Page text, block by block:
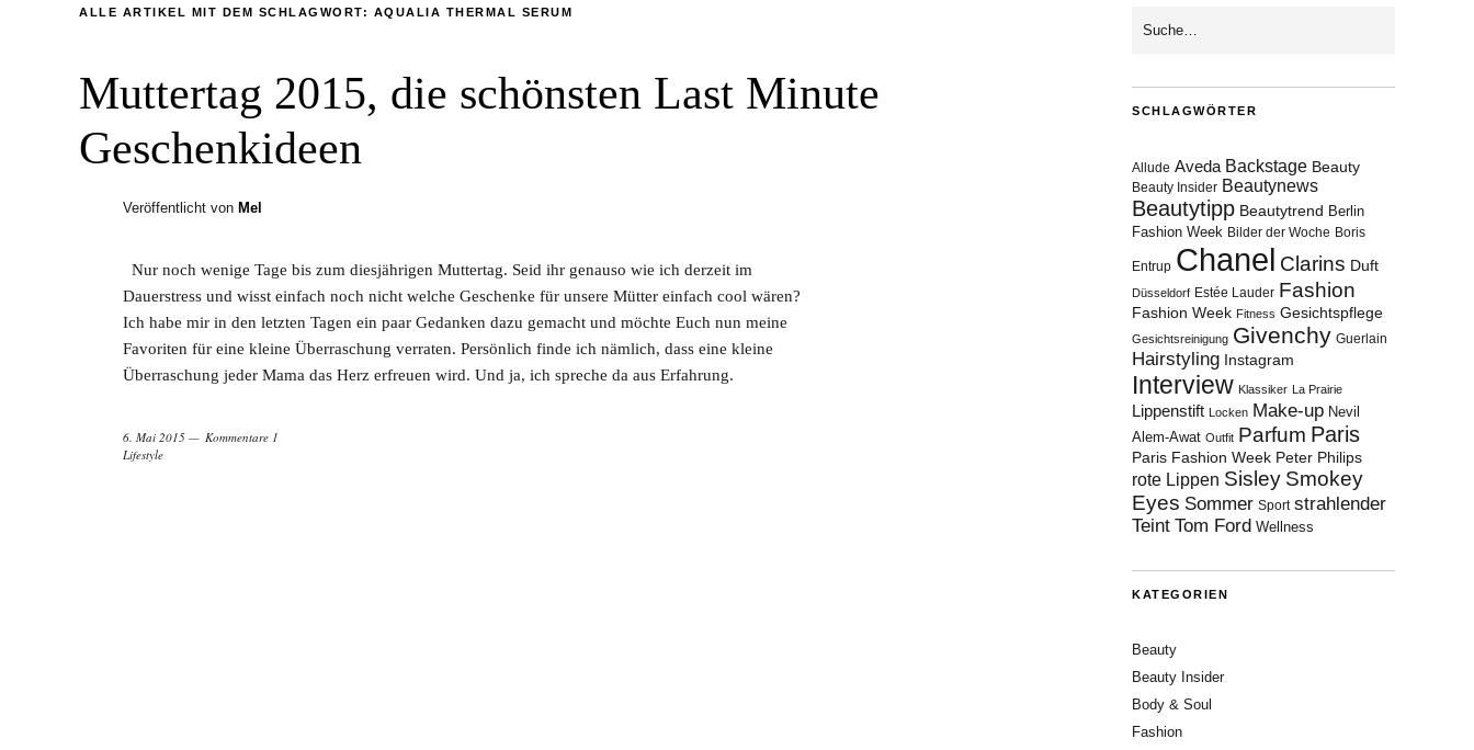
ALLE ARTIKEL MIT DEM SCHLAGWORT: AQUALIA THERMAL SERUM
Muttertag 2015, die schönsten Last Minute
Geschenkideen
Veröffentlicht von Mel
Nur noch wenige Tage bis zum diesjährigen Muttertag. Seid ihr genauso wie ich derzeit im
Dauerstress und wisst einfach noch nicht welche Geschenke für unsere Mütter einfach cool wären?
Ich habe mir in den letzten Tagen ein paar Gedanken dazu gemacht und möchte Euch nun meine
Favoriten für eine kleine Überraschung verraten. Persönlich finde ich nämlich, dass eine kleine
Überraschung jeder Mama das Herz erfreuen wird. Und ja, ich spreche da aus Erfahrung.
6. Mai 2015
Kommentare 1
Lifestyle
SCHLAGWÖRTER
Allude Aveda Backstage Beauty
Beauty Insider Beautynews
Beautytipp Beautytrend Berlin
Fashion Week Bilder der Woche Boris
Entrup Chanel Clarins Duft
Düsseldorf Estée Lauder Fashion
Fashion Week Fitness Gesichtspflege
Gesichtsreinigung Givenchy Guerlain
Hairstyling Instagram
Interview Klassiker La Prairie
Lippenstift Locken Make-up Nevil
Alem-Awat Outfit Parfum Paris
Paris Fashion Week Peter Philips
rote Lippen Sisley Smokey
Eyes Sommer Sport strahlender
Teint Tom Ford Wellness
KATEGORIEN
Beauty
Beauty Insider
Body & Soul
Fashion